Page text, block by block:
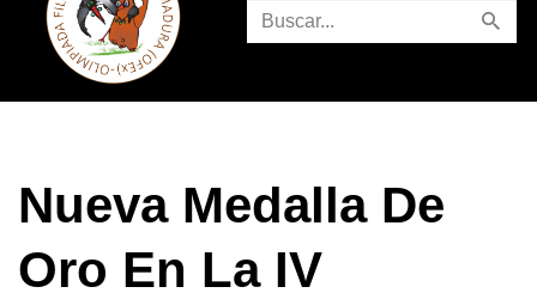
Nueva Medalla De
Oro En La IV